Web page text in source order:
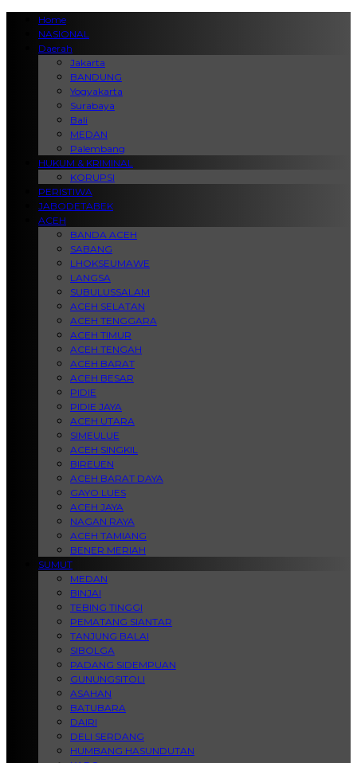
Home
NASIONAL
Daerah
Jakarta
BANDUNG
Yogyakarta
Surabaya
Bali
MEDAN
Palembang
HUKUM & KRIMINAL
KORUPSI
PERISTIWA
JABODETABEK
ACEH
BANDA ACEH
SABANG
LHOKSEUMAWE
LANGSA
SUBULUSSALAM
ACEH SELATAN
ACEH TENGGARA
ACEH TIMUR
ACEH TENGAH
ACEH BARAT
ACEH BESAR
PIDIE
PIDIE JAYA
ACEH UTARA
SIMEULUE
ACEH SINGKIL
BIREUEN
ACEH BARAT DAYA
GAYO LUES
ACEH JAYA
NAGAN RAYA
ACEH TAMIANG
BENER MERIAH
SUMUT
MEDAN
BINJAI
TEBING TINGGI
PEMATANG SIANTAR
TANJUNG BALAI
SIBOLGA
PADANG SIDEMPUAN
GUNUNGSITOLI
ASAHAN
BATUBARA
DAIRI
DELI SERDANG
HUMBANG HASUNDUTAN